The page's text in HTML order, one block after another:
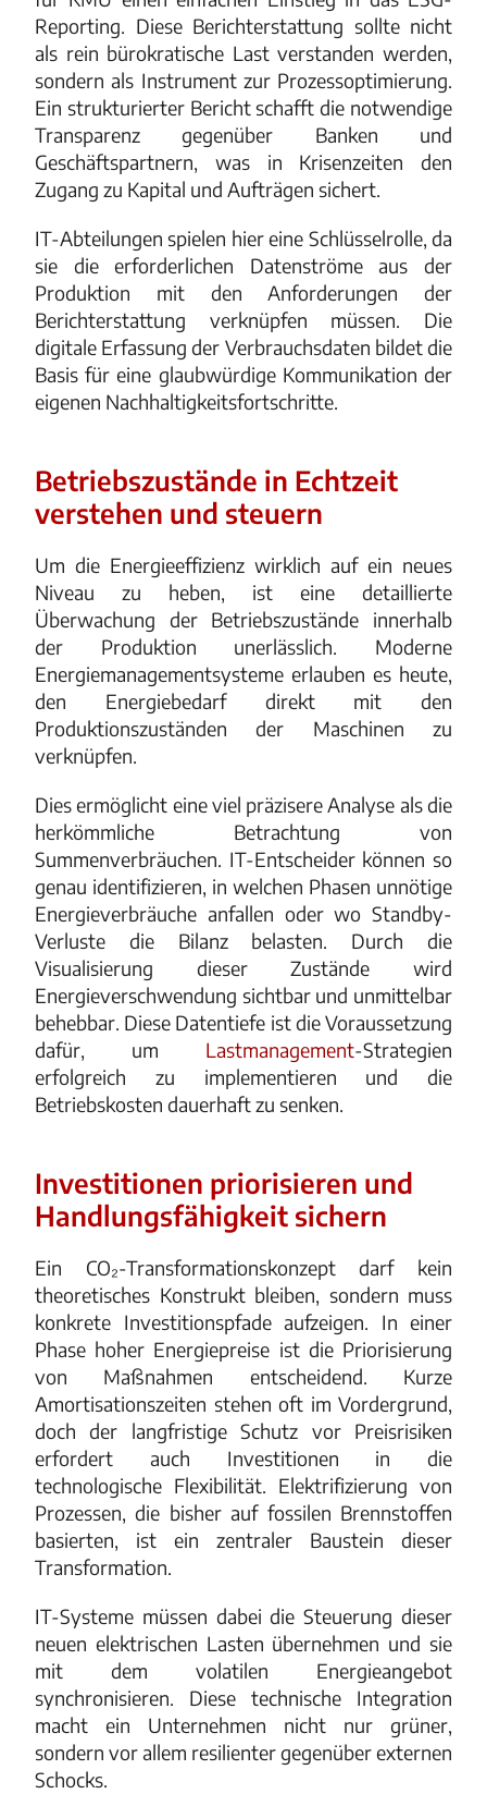
Reporting. Diese Berichterstattung sollte nicht
als rein bürokratische Last verstanden werden,
sondern als Instrument zur Prozessoptimierung.
Ein strukturierter Bericht schafft die notwendige
Transparenz gegenüber Banken und
Geschäftspartnern, was in Krisenzeiten den
Zugang zu Kapital und Aufträgen sichert.
IT-Abteilungen spielen hier eine Schlüsselrolle, da
sie die erforderlichen Datenströme aus der
Produktion mit den Anforderungen der
Berichterstattung verknüpfen müssen. Die
digitale Erfassung der Verbrauchsdaten bildet die
Basis für eine glaubwürdige Kommunikation der
eigenen Nachhaltigkeitsfortschritte.
Betriebszustände in Echtzeit
verstehen und steuern
Um die Energieeffizienz wirklich auf ein neues
Niveau zu heben, ist eine detaillierte
Überwachung der Betriebszustände innerhalb
der Produktion unerlässlich. Moderne
Energiemanagementsysteme erlauben es heute,
den Energiebedarf direkt mit den
Produktionszuständen der Maschinen zu
verknüpfen.
Dies ermöglicht eine viel präzisere Analyse als die
herkömmliche Betrachtung von
Summenverbräuchen. IT-Entscheider können so
genau identifizieren, in welchen Phasen unnötige
Energieverbräuche anfallen oder wo Standby-
Verluste die Bilanz belasten. Durch die
Visualisierung dieser Zustände wird
Energieverschwendung sichtbar und unmittelbar
behebbar. Diese Datentiefe ist die Voraussetzung
dafür, um Lastmanagement-Strategien
erfolgreich zu implementieren und die
Betriebskosten dauerhaft zu senken.
Investitionen priorisieren und
Handlungsfähigkeit sichern
Ein CO₂-Transformationskonzept darf kein
theoretisches Konstrukt bleiben, sondern muss
konkrete Investitionspfade aufzeigen. In einer
Phase hoher Energiepreise ist die Priorisierung
von Maßnahmen entscheidend. Kurze
Amortisationszeiten stehen oft im Vordergrund,
doch der langfristige Schutz vor Preisrisiken
erfordert auch Investitionen in die
technologische Flexibilität. Elektrifizierung von
Prozessen, die bisher auf fossilen Brennstoffen
basierten, ist ein zentraler Baustein dieser
Transformation.
IT-Systeme müssen dabei die Steuerung dieser
neuen elektrischen Lasten übernehmen und sie
mit dem volatilen Energieangebot
synchronisieren. Diese technische Integration
macht ein Unternehmen nicht nur grüner,
sondern vor allem resilienter gegenüber externen
Schocks.